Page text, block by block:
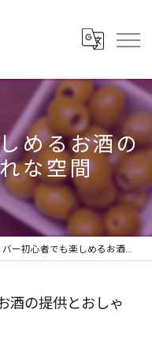
めるお酒の
な空間
バー初心者でも楽しめるお酒の提供とおしゃれな空間
酒の提供とおしゃ